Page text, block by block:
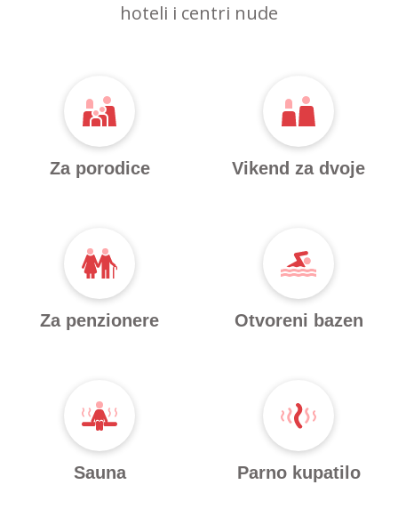
hoteli i centri nude
Za porodice Vikend za dvoje
Za penzionere Otvoreni bazen
Sauna Parno kupatilo